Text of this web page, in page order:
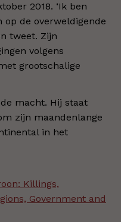
2018. ‘Ik ben
op de overweldigende
tweet. Zijn
volgens
grootschalige
macht. Hij staat
zijn maandenlange
in het
Killings,
Government and